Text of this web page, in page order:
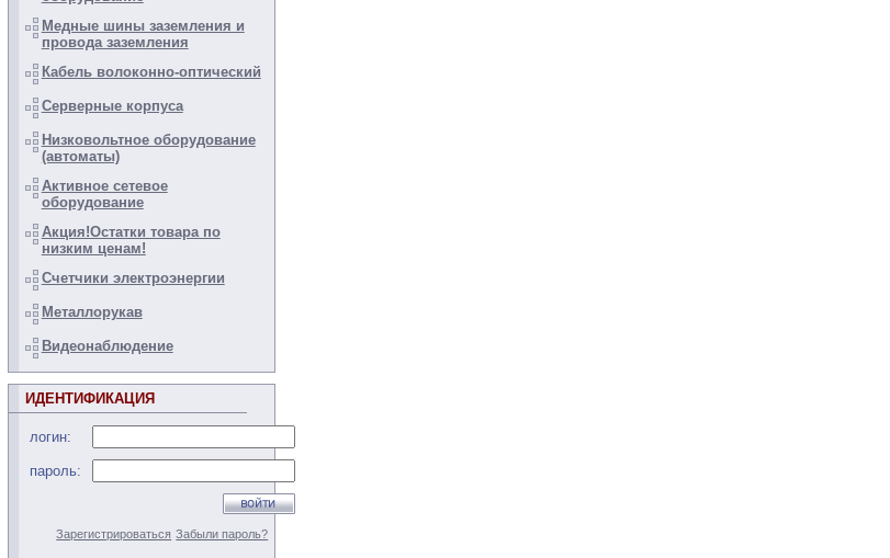
Медные шины заземления и
провода заземления
Кабель волоконно-оптический
Серверные корпуса
Низковольтное оборудование
(автоматы)
Активное сетевое
оборудование
Акция!Остатки товара по
низким ценам!
Счетчики электроэнергии
Металлорукав
Видеонаблюдение
ИДЕНТИФИКАЦИЯ
логин:
пароль:
Зарегистрироваться Забыли пароль?